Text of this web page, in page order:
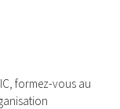
formez-vous au